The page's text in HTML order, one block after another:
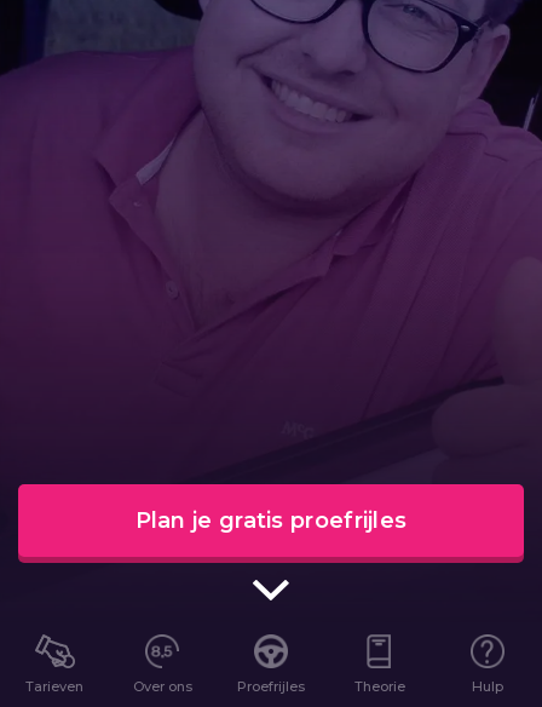
Plan je gratis proefrijles
Tarieven Over ons Proefrijles Theorie Hulp